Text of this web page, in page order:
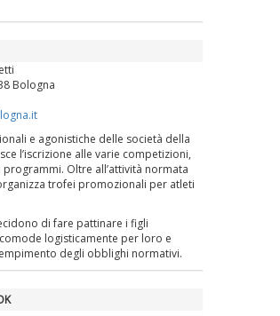
formazione Uisp rallenta ma
anche in estate
Pesce nel Cda di
Terzjus: prima riunione
Roma
Bologna
e agonistiche delle società della
l’iscrizione alle varie competizioni,
Oltre all’attività normata
trofei promozionali per atleti
di fare pattinare i figli
logisticamente per loro e
degli obblighi normativi.